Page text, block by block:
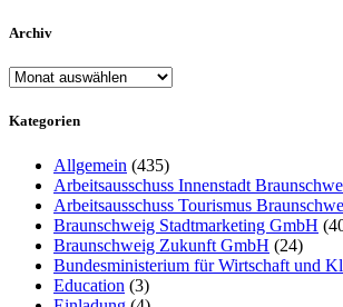
Archiv
Archiv
Kategorien
Allgemein (435)
Arbeitsausschuss Innenstadt
Arbeitsausschuss Tourismus
Braunschweig Stadtmarketing GmbH
Braunschweig Zukunft GmbH (24)
Bundesministerium für Wirtschaft und
Education (3)